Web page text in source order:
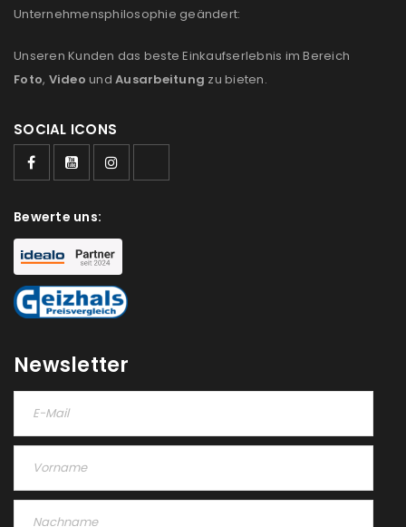
Unternehmensphilosophie geändert:
Unseren Kunden das beste Einkaufserlebnis im Bereich
Foto, Video und Ausarbeitung zu bieten.
SOCIAL ICONS
Bewerte uns:
Newsletter